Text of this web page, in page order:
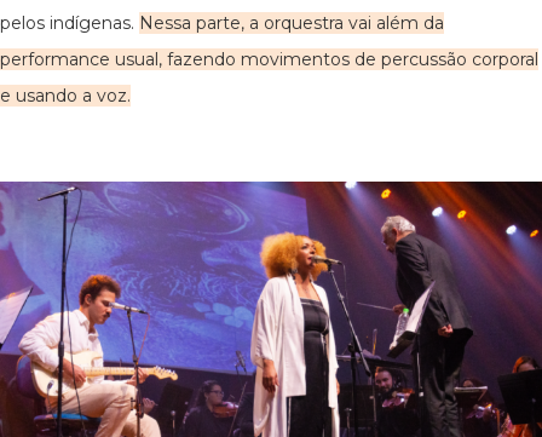
pelos indígenas. Nessa parte, a orquestra vai além da
performance usual, fazendo movimentos de percussão corporal
e usando a voz.